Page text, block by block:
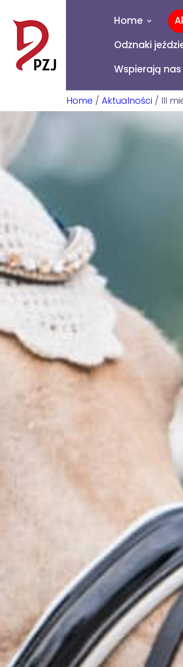
Home
Odznaki
Wspierają nas
Home /Aktualności / III